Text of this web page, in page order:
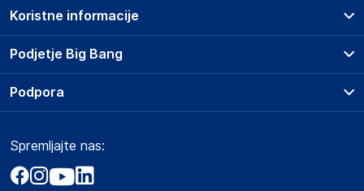
Podjetje Big Bang
O podjetju
Obvestila za javnost
Akt o digitalnih storitvah
Koristne informacije
Prodajna mesta
Storitve
Dostava, vnos in odvoz
Načini plačila
Zavarovanje izdelkov
Podpora
Marketplace
Kako oddati naročilo?
Spremljajte nas: